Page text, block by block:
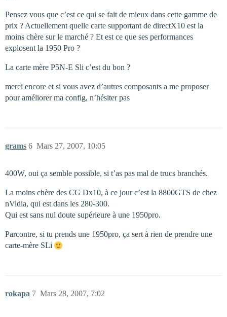
Pensez vous que c’est ce qui se fait de mieux dans cette gamme de
prix ? Actuellement quelle carte supportant de directX10 est la
moins chère sur le marché ? Et est ce que ses performances
explosent la 1950 Pro ?
La carte mère P5N-E Sli c’est du bon ?
merci encore et si vous avez d’autres composants a me proposer
pour améliorer ma config, n’hésiter pas
grams Mars 27, 2007, 10:05
6
400W, oui ça semble possible, si t’as pas mal de trucs branchés.
La moins chère des CG Dx10, à ce jour c’est la 8800GTS de chez
nVidia, qui est dans les 280-300.
Qui est sans nul doute supérieure à une 1950pro.
Parcontre, si tu prends une 1950pro, ça sert à rien de prendre une
carte-mère SLi
rokapa Mars 28, 2007, 7:02
7